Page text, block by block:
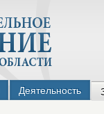
Деятельность